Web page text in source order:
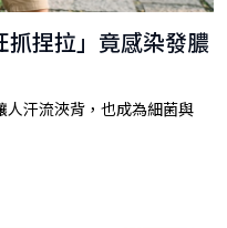
捏拉」竟感染發膿
人汗流浹背，也成為細菌與